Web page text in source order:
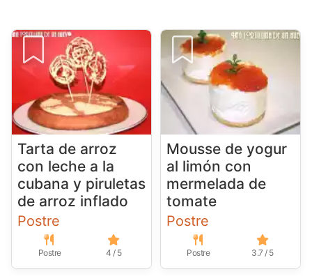
Tarta de arroz
con leche a la
cubana y piruletas
de arroz inflado
Postre
Postre 4 / 5
Mousse de yogur
al limón con
mermelada de
tomate
Postre
Postre 3.7 / 5